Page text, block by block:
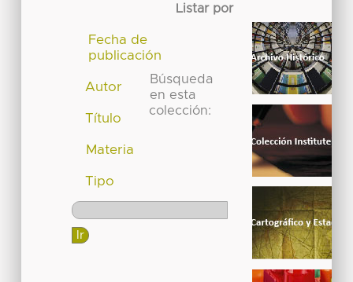
Listar por
Fecha de
publicación
Autor
Título
Materia
Tipo
Búsqueda
en esta
colección: